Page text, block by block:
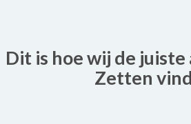
Dit is hoe wij de
Zetten